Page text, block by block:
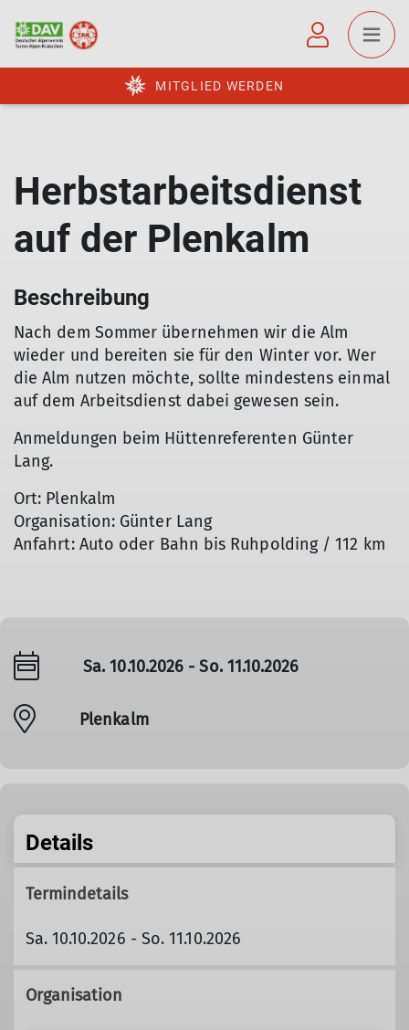
MITGLIED WERDEN
Herbstarbeitsdienst
auf der Plenkalm
Beschreibung
Nach dem Sommer übernehmen wir die Alm
wieder und bereiten sie für den Winter vor. Wer
die Alm nutzen möchte, sollte mindestens einmal
auf dem Arbeitsdienst dabei gewesen sein.
Anmeldungen beim Hüttenreferenten Günter
Lang.
Ort: Plenkalm
Organisation: Günter Lang
Anfahrt: Auto oder Bahn bis Ruhpolding / 112 km
Sa. 10.10.2026 - So. 11.10.2026
Plenkalm
Details
Termindetails
Sa. 10.10.2026 - So. 11.10.2026
Organisation